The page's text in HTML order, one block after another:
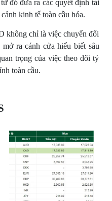
đó đưa ra các quyết định tài
kinh tế toàn cầu hóa.
không chỉ là việc chuyển đổi
ra cánh cửa hiểu biết sâu
trọng của việc theo dõi tỷ
toàn cầu.